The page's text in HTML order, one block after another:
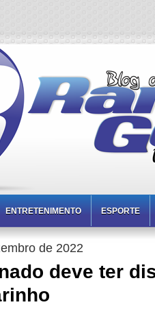
ENTRETENIMENTO ESPORTE
de 2022
deve ter